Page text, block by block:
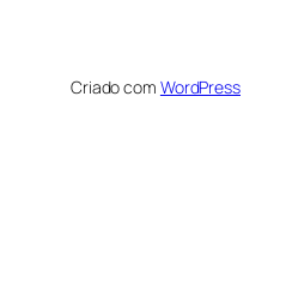
Criado com WordPress